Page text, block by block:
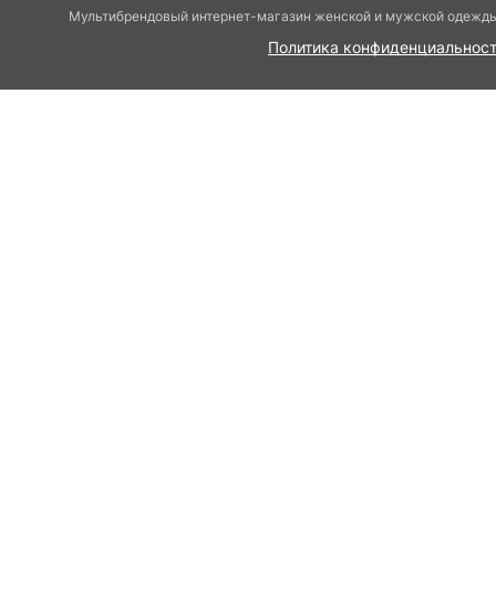
Мультибрендовый интернет-магазин женской и мужской
Политика